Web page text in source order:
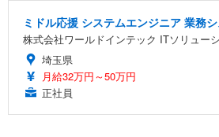
ミドル応援 システムエンジニア 業務
株式会社ワールドインテック ITソリュー
埼玉県
月給32万円～50万円
正社員